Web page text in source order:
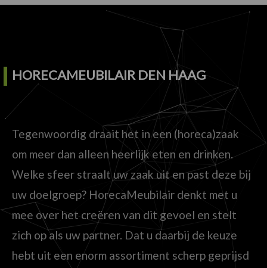
HORECAMEUBILAIR DEN HAAG
Tegenwoordig draait het in een (horeca)zaak
om meer dan alleen heerlijk eten en drinken.
Welke sfeer straalt uw zaak uit en past deze bij
uw doelgroep? HorecaMeubilair denkt met u
mee over het creëren van dit gevoel en stelt
zich op als uw partner. Dat u daarbij de keuze
hebt uit een enorm assortiment scherp geprijsd